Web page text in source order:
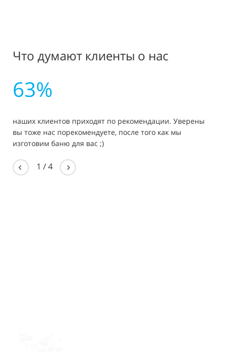
У нас Вы можете заказать чан как без отделки, так
столиком, крышкой и дымоходом. Чтобы
растопить чан этого диаметра, Вам потребуется
набирается водой для дальнейших процедур.
Что думают клиенты о нас
63%
наших клиентов приходят по рекомендации. Уверены
вы тоже нас порекомендуете, после того как мы
изготовим баню для вас ;)
1 /4